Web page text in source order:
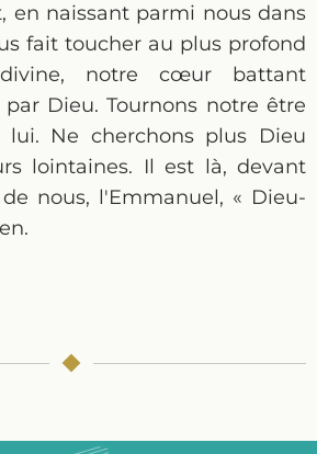
en naissant parmi nous dans
fait toucher au plus profond
notre cœur battant
Dieu. Tournons notre être
Ne cherchons plus Dieu
lointaines. Il est là, devant
nous, l'Emmanuel, « Dieu-